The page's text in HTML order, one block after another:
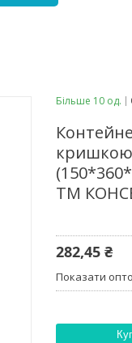
Більше 10 од.
кришкою
ТМ
282,45 ₴
Показати